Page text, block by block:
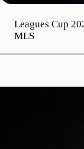
Leagues Cup
MLS